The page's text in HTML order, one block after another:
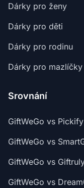
Dárky pro ženy
Dárky pro děti
Dárky pro rodinu
Dárky pro mazlíčky
Srovnání
GiftWeGo vs
GiftWeGo vs
GiftWeGo vs
GiftWeGo vs